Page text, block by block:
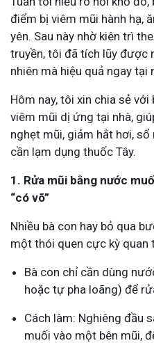
điểm bị viêm mũi hành hạ,
yên. Sau này nhờ kiên trì
truyền, tôi đã tích lũy được
nhiên mà hiệu quả ngay tại
Hôm nay, tôi xin chia sẻ
viêm mũi dị ứng tại nhà,
nghẹt mũi, giảm hắt hơi,
cần lạm dụng thuốc Tây.
1. Rửa mũi bằng nước
“có võ”
Nhiều bà con hay bỏ qua
một thói quen cực kỳ quan
Bà con chỉ cần dùng
hoặc tự pha loãng) để
Cách làm: Nghiêng đầu
muối vào một bên mũi,